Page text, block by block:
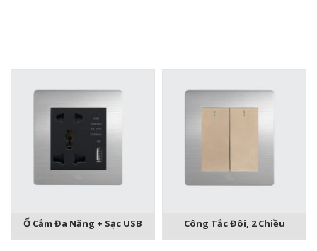
Ổ Cắm Đa Năng + Sạc USB Công Tắc Đôi, 2 Chiều